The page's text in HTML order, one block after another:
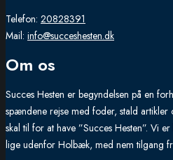
Telefon: 20828391
Mail: info@succeshesten.dk
Om os
Succes Hesten er begyndelsen på en
spændene rejse med foder, stald
skal til for at have ”Succes Hesten”. Vi
lige udenfor Holbæk, med nem tilgang